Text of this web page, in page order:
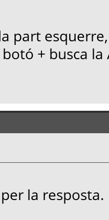
part
+ busca la
la resposta.